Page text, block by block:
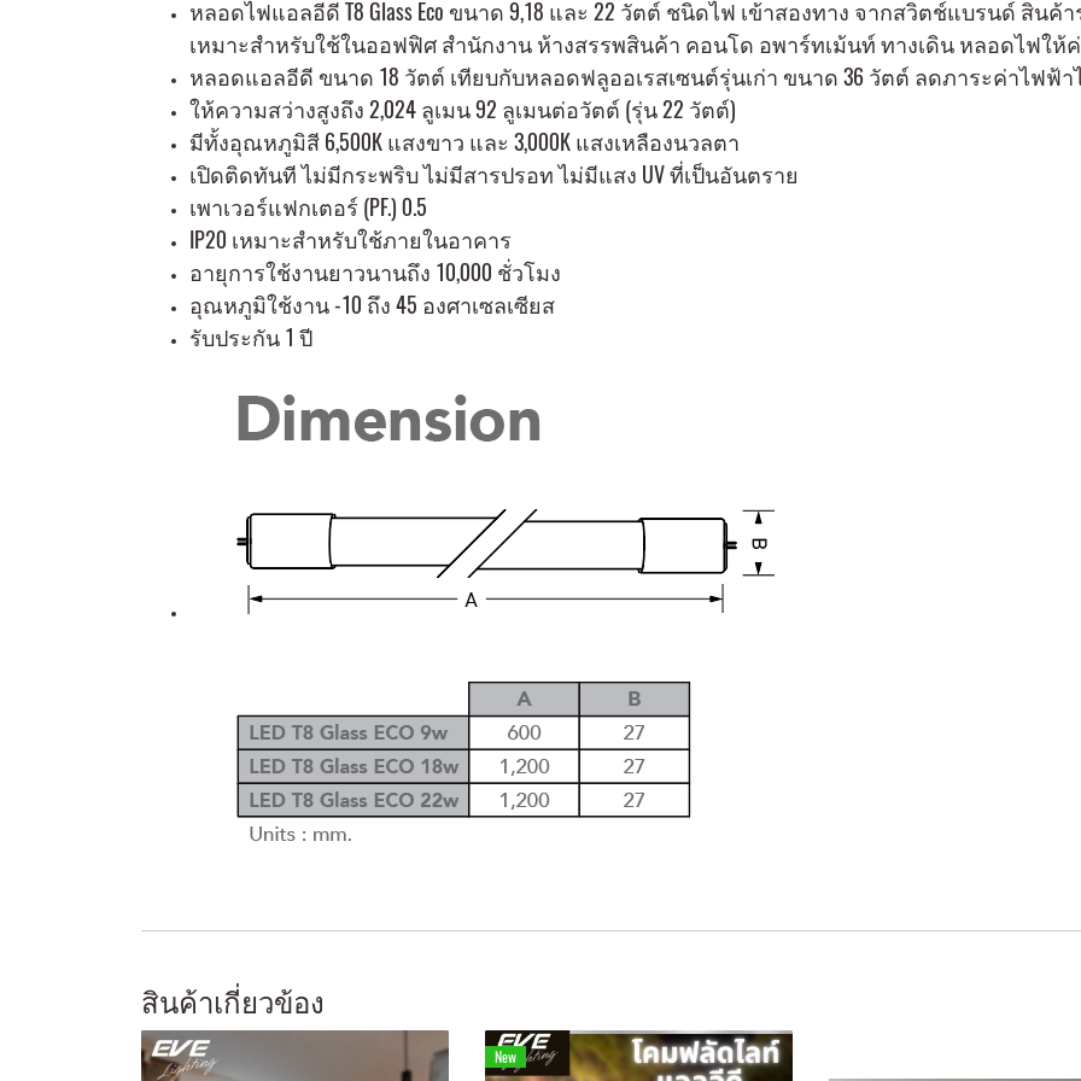
หลอดไฟแอลอีดี T8 Glass Eco ขนาด 9,18 และ 22 วัตต์ ชนิดไฟ เข้าสองทาง จากสวิตช์แบรนด์ สิน
เหมาะสำหรับใช้ในออฟฟิศ สำนักงาน ห้างสรรพสินค้า คอนโด อพาร์ทเม้นท์ ทางเดิน หลอดไฟให้ค่า
หลอดแอลอีดี ขนาด 18 วัตต์ เทียบกับหลอดฟลูออเรสเซนต์รุ่นเก่า ขนาด 36 วัตต์ ลดภาระค่าไฟฟ้า
ให้ความสว่างสูงถึง 2,024 ลูเมน 92 ลูเมนต่อวัตต์ (รุ่น 22 วัตต์)
มีทั้งอุณหภูมิสี 6,500K แสงขาว และ 3,000K แสงเหลืองนวลตา
เปิดติดทันที ไม่มีกระพริบ ไม่มีสารปรอท ไม่มีแสง UV ที่เป็นอันตราย
เพาเวอร์แฟกเตอร์ (PF.) 0.5
IP20 เหมาะสำหรับใช้ภายในอาคาร
อายุการใช้งานยาวนานถึง 10,000 ชั่วโมง
อุณหภูมิใช้งาน -10 ถึง 45 องศาเซลเซียส
รับประกัน 1 ปี
สินค้าเกี่ยวข้อง
New